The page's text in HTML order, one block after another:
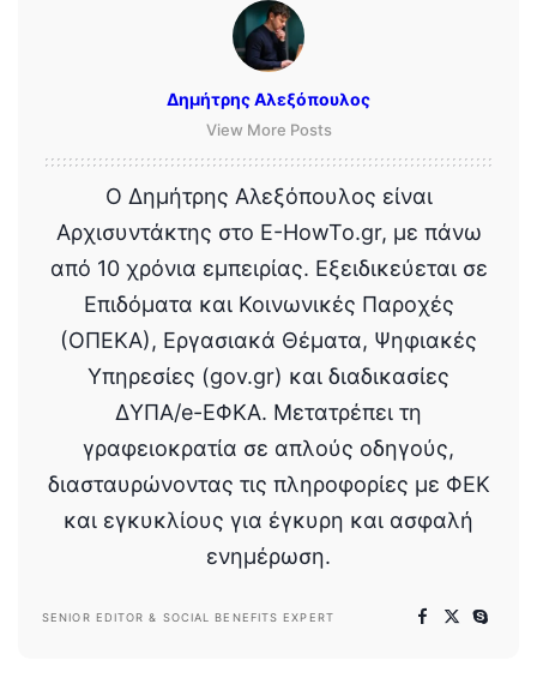
Δημήτρης Αλεξόπουλος
View More Posts
Ο Δημήτρης Αλεξόπουλος είναι
Αρχισυντάκτης στο E-HowTo.gr, με πάνω
από 10 χρόνια εμπειρίας. Εξειδικεύεται σε
Επιδόματα και Κοινωνικές Παροχές
(ΟΠΕΚΑ), Εργασιακά Θέματα, Ψηφιακές
Υπηρεσίες (gov.gr) και διαδικασίες
ΔΥΠΑ/e-ΕΦΚΑ. Μετατρέπει τη
γραφειοκρατία σε απλούς οδηγούς,
διασταυρώνοντας τις πληροφορίες με ΦΕΚ
και εγκυκλίους για έγκυρη και ασφαλή
ενημέρωση.
SENIOR EDITOR & SOCIAL BENEFITS EXPERT